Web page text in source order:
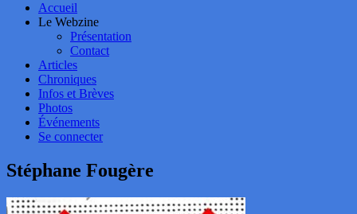
Accueil
Le Webzine
Présentation
Contact
Articles
Chroniques
Infos et Brèves
Photos
Événements
Se connecter
Stéphane Fougère